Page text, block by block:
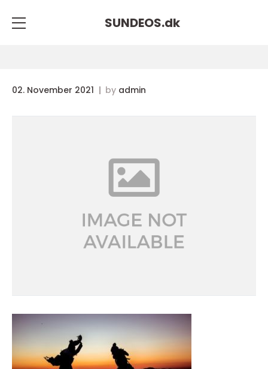
SUNDEOS.dk
02. November 2021 by admin